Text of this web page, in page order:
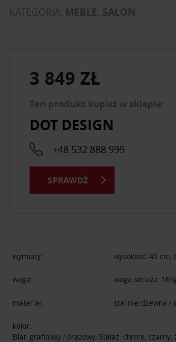
KATEGORIA: MEBLE, SALON
wymiary: wysokość: 45 cm,
waga: waga stelaża:
materiał: stal nierdzewna /
kolor:
Blat: grafitowy / brązowy; Stelaż: chrom, czarny,
3 849 ZŁ
Ten produkt kupisz w sklepie:
DOT DESIGN
+48 532 888 999
SPRAWDŹ